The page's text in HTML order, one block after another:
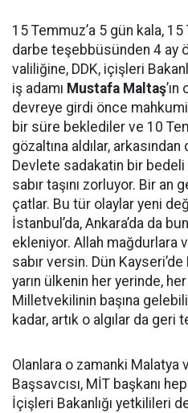
15 Temmuz’a 5 gün kala,
darbe teşebbüsünden 4 ay
valiliğine, DDK, içişleri
iş adamı Mustafa Maltaş
devreye girdi önce
bir süre beklediler ve 10
gözaltına aldılar,
Devlete sadakatin bir bedeli
sabır taşını zorluyor. Bir an
çatlar. Bu tür olaylar yeni
İstanbul’da, Ankara’da da
ekleniyor. Allah mağdurlara
sabır versin. Dün Kayseri’de
yarın ülkenin her yerinde,
Milletvekilinin başına
kadar, artık o algılar da geri
Olanlara o zamanki Malatya
Başsavcısı, MİT başkanı
İçişleri Bakanlığı yetkilileri